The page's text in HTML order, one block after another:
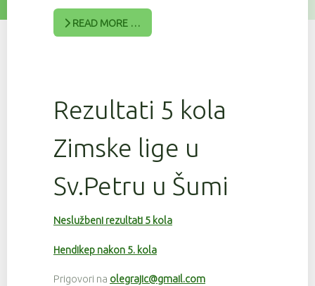
READ MORE …
Rezultati 5 kola
Zimske lige u
Sv.Petru u Šumi
Neslužbeni rezultati 5 kola
Hendikep nakon 5. kola
Prigovori na olegrajic@gmail.com